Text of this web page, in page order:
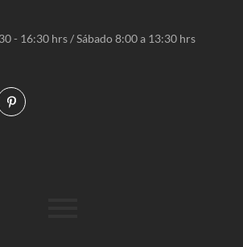
- 16:30 hrs / Sábado 8:00 a 13:30 hrs